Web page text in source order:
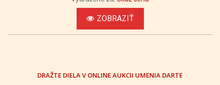
ZOBRAZIŤ
DRAŽTE DIELA V ONLINE AUKCII UMENIA DARTE